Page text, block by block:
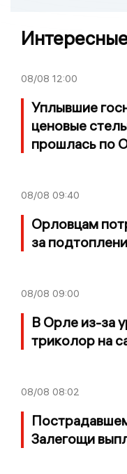
08/08 12:00
Уплывшие
ценовые
прошлась по
08/08 09:40
Орловцам
за
08/08 09:00
В Орле из-за
триколор на
08/08 08:02
Залегощи